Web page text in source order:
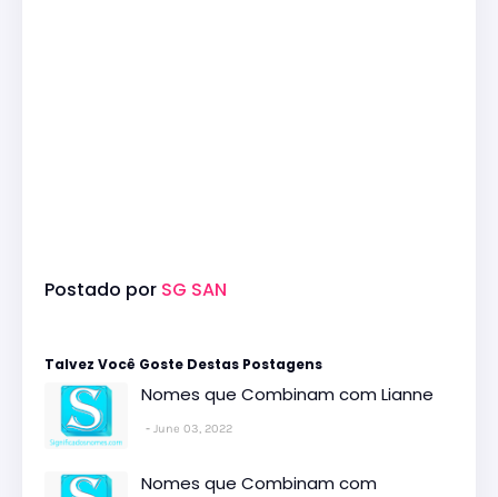
Postado por SG SAN
Talvez Você Goste Destas Postagens
Nomes que Combinam com Lianne
June 03, 2022
Nomes que Combinam com